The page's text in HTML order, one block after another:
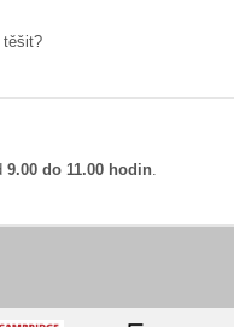
těšit?
9.00 do 11.00 hodin